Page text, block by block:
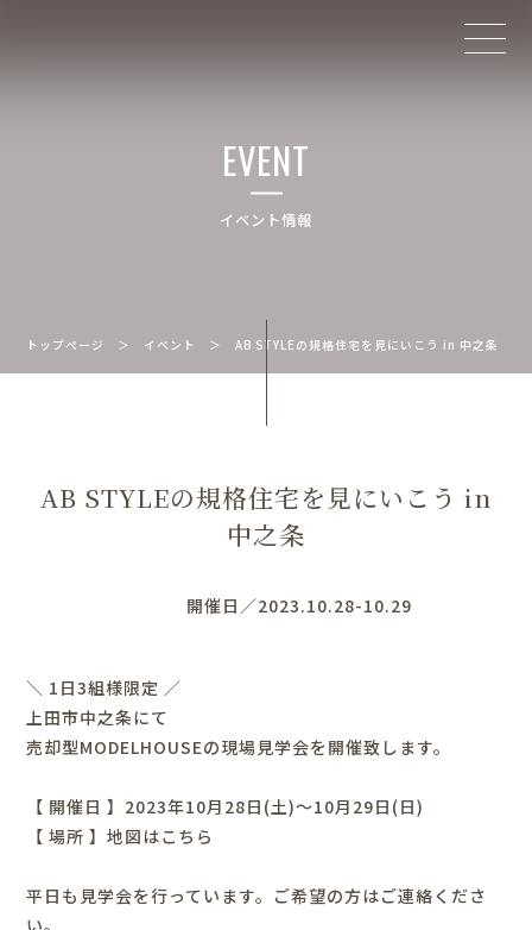
EVENT
イベント情報
トップページ ＞ イベント ＞AB STYLEの規格住宅を見にいこう in 中之条
AB STYLEの規格住宅を見にいこう in
中之条
開催日／2023.10.28-10.29
＼ 1日3組様限定 ／
上田市中之条にて
売却型MODELHOUSEの現場見学会を開催致します。
【 開催日 】2023年10月28日(土)～10月29日(日)
【 場所 】地図はこちら
平日も見学会を行っています。ご希望の方はご連絡くださ